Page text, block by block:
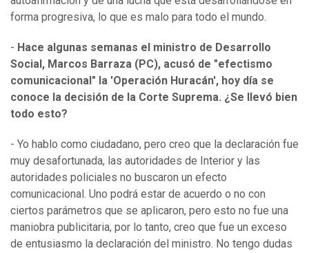
forma progresiva, lo que es malo para todo el mundo.
- Hace algunas semanas el ministro de Desarrollo
Social, Marcos Barraza (PC), acusó de "efectismo
comunicacional" la 'Operación Huracán', hoy día se
conoce la decisión de la Corte Suprema. ¿Se llevó bien
todo esto?
- Yo hablo como ciudadano, pero creo que la declaración fue
muy desafortunada, las autoridades de Interior y las
autoridades policiales no buscaron un efecto
comunicacional. Uno podrá estar de acuerdo o no con
ciertos parámetros que se aplicaron, pero esto no fue una
maniobra publicitaria, por lo tanto, creo que fue un exceso
de entusiasmo la declaración del ministro. No tengo dudas